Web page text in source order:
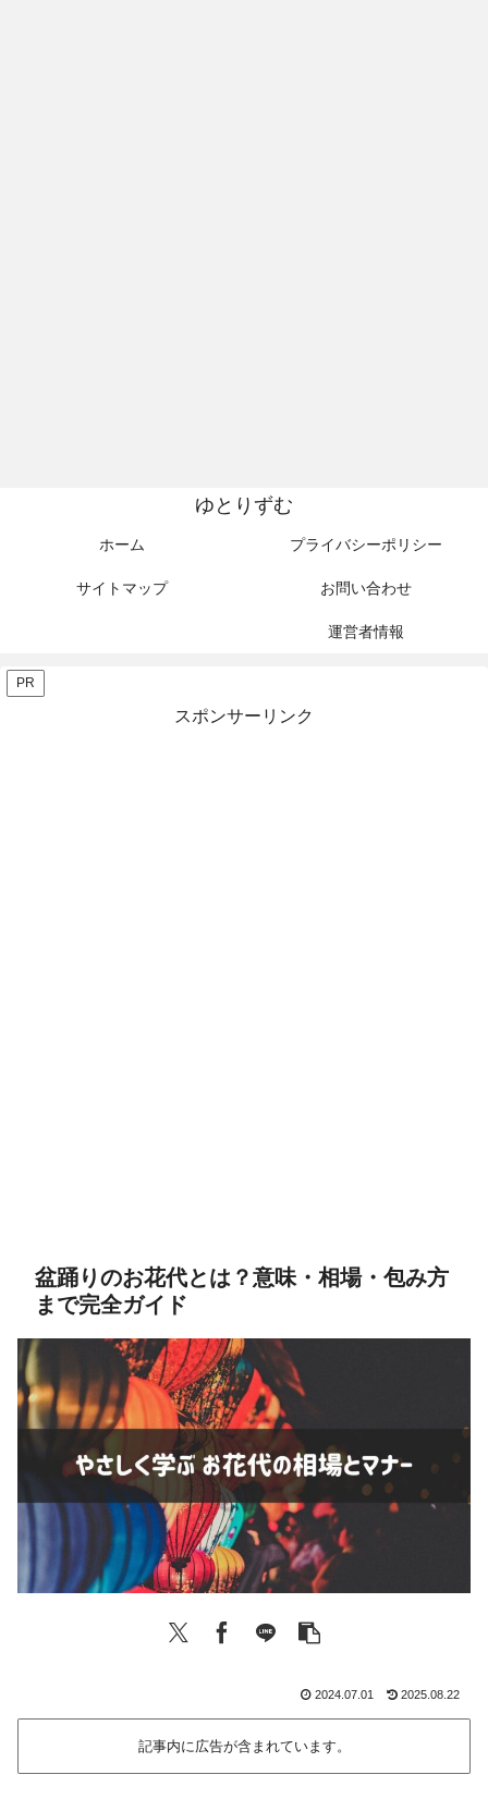
ゆとりずむ
ホーム プライバシーポリシー
サイトマップ お問い合わせ
運営者情報
PR
スポンサーリンク
盆踊りのお花代とは？意味・相場・包み方
まで完全ガイド
2024.07.01 2025.08.22
記事内に広告が含まれています。